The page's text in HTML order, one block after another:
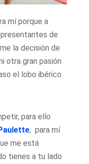
mí porque a
de
la decisión de
otra gran pasión
el lobo ibérico.
para ello
, para mí
me está
tienes a tu lado